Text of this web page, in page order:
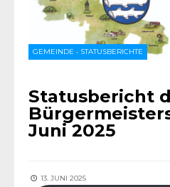
GEMEINDE • STATUSBERICHTE
Statusbericht
Juni 2025
13. JUNI 2025